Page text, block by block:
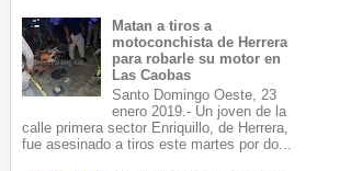
Matan a tiros a
motoconchista de Herrera
para robarle su motor en
Las Caobas
Santo Domingo Oeste, 23
enero 2019.- Un joven de la
calle primera sector Enriquillo, de Herrera,
fue asesinado a tiros este martes por do...